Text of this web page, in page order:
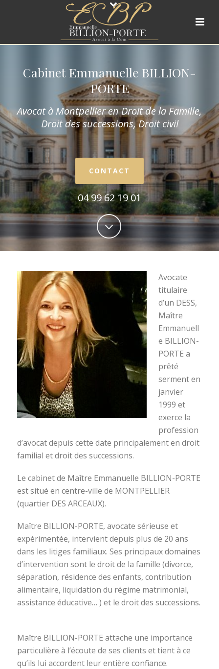
Cabinet Emmanuelle BILLION-
PORTE
Avocat à Montpellier en Droit de la Famille,
Droit des successions, Droit civil
CONTACT
04 99 62 19 01
Avocate
titulaire
d’un DESS,
Maître
Emmanuell
e BILLION-
PORTE a
prêté
serment en
janvier
1999 et
exerce la
profession
d’avocat depuis cette date principalement en droit
familial et droit des successions.
Le cabinet de Maître Emmanuelle BILLION-PORTE
est situé en centre-ville de MONTPELLIER
(quartier DES ARCEAUX).
Maître BILLION-PORTE, avocate sérieuse et
expérimentée, intervient depuis plus de 20 ans
dans les litiges familiaux. Ses principaux domaines
d’intervention sont le droit de la famille (divorce,
séparation, résidence des enfants, contribution
alimentaire, liquidation du régime matrimonial,
assistance éducative… ) et le droit des successions.
Maître BILLION-PORTE attache une importance
particulière à l’écoute de ses clients et tient à ce
qu’ils lui accordent leur entière confiance.